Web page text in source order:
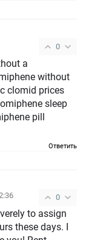
0
a
without
clomid prices
sleep
pill
Ответить
0
to assign
these days. I